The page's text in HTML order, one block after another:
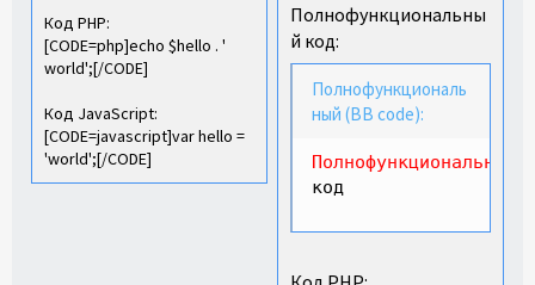
Код PHP:
[CODE=php]echo $hello . '
world';[/CODE]
Код JavaScript:
[CODE=javascript]var hello =
'world';[/CODE]
Полнофункциональны
й код:
Полнофункциональ
ный (BB code):
Полнофункциональный
код